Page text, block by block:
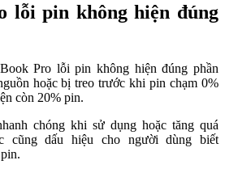
lỗi pin không hiện đúng
Pro lỗi pin không hiện đúng phần
hoặc bị treo trước khi pin chạm 0%
còn 20% pin.
chóng khi sử dụng hoặc tăng quá
cũng dấu hiệu cho người dùng biết